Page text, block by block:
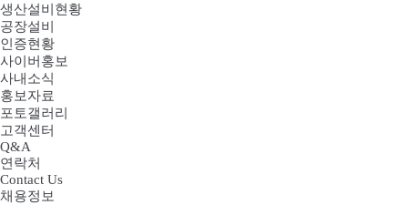
생산설비현황
공장설비
인증현황
사이버홍보
사내소식
홍보자료
포토갤러리
고객센터
Q&A
연락처
Contact Us
채용정보